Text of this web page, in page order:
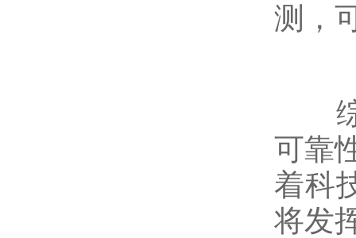
测，
综
可靠
着科
将发